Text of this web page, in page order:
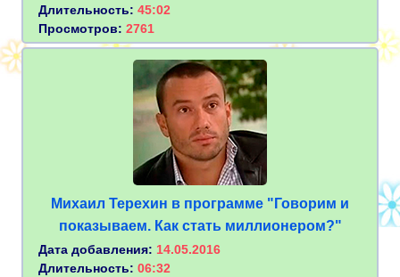
Длительность: 45:02
Просмотров: 2761
Михаил Терехин в программе "Говорим и
показываем. Как стать миллионером?"
Дата добавления: 14.05.2016
Длительность: 06:32